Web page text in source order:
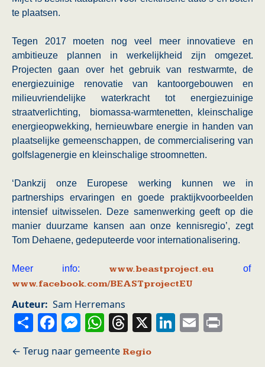
te plaatsen.
Tegen 2017 moeten nog veel meer innovatieve en
ambitieuze plannen in werkelijkheid zijn omgezet.
Projecten gaan over het gebruik van restwarmte, de
energiezuinige renovatie van kantoorgebouwen en
milieuvriendelijke waterkracht tot energiezuinige
straatverlichting, biomassa-warmtenetten, kleinschalige
energieopwekking, hernieuwbare energie in handen van
plaatselijke gemeenschappen, de commercialisering van
golfslagenergie en kleinschalige stroomnetten.
‘Dankzij onze Europese werking kunnen we in
partnerships ervaringen en goede praktijkvoorbeelden
intensief uitwisselen. Deze samenwerking geeft op die
manier duurzame kansen aan onze kennisregio’, zegt
Tom Dehaene, gedeputeerde voor internationalisering.
Meer info: www.beastproject.eu of
www.facebook.com/BEASTprojectEU
Auteur Sam Herremans
ShareFacebook
Messenger
WhatsApp
Threads
X LinkedIn
Email
Regio